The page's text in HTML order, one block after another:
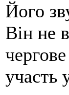
Його
Він не
участь